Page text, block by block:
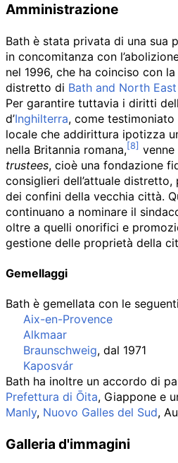
Amministrazione
Bath è stata privata di una sua
in concomitanza con
nel 1996, che ha coinciso con
distretto di Bath and North
Per garantire tuttavia i diritti
d’Inghilterra, come
locale che addirittura ipotizza
nella Britannia romana,
trustees, cioè una fondazione
consiglieri dell’attuale
dei confini della vecchia città.
continuano a nominare il
oltre a quelli onorifici e
gestione delle proprietà della
Gemellaggi
Bath è gemellata con le
Aix-en-Provence
Alkmaar
Braunschweig, dal 1971
Kaposvár
Bath ha inoltre un accordo di
Prefettura di Ōita, Giappone e
Manly, Nuovo Galles del Sud,
Galleria d'immagini